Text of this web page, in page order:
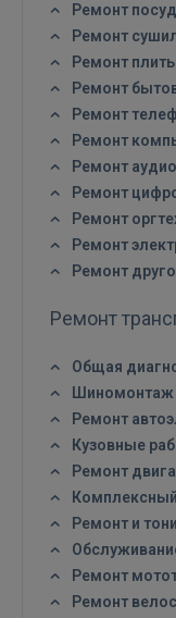
Ремонт
Ремонт
Ремонт
Ремонт
Ремонт
Ремонт
Ремонт
Ремонт
Ремонт
Ремонт
Ремонт
Ремонт
Общая
Шиномонтаж
Ремонт
Кузовные
Ремонт
Ремонт и
Ремонт
Ремонт